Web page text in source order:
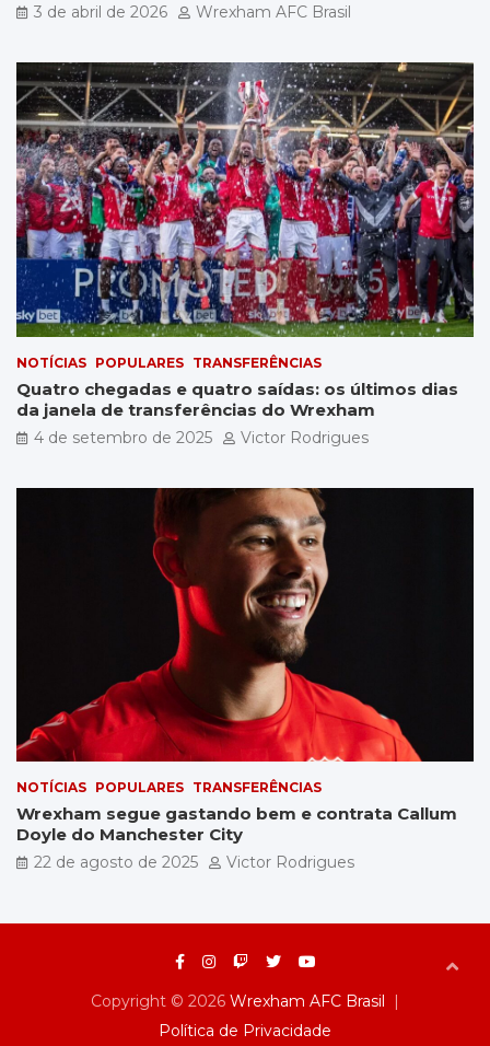
3 de abril de 2026 Wrexham AFC Brasil
NOTÍCIAS POPULARES TRANSFERÊNCIAS
Quatro chegadas e quatro saídas: os últimos dias
da janela de transferências do Wrexham
4 de setembro de 2025 Victor Rodrigues
NOTÍCIAS POPULARES TRANSFERÊNCIAS
Wrexham segue gastando bem e contrata Callum
Doyle do Manchester City
22 de agosto de 2025 Victor Rodrigues
Copyright © 2026 Wrexham AFC Brasil
Política de Privacidade